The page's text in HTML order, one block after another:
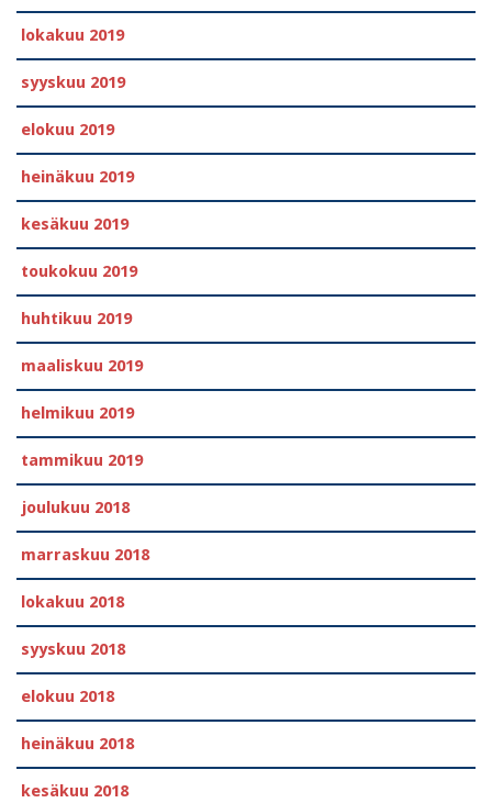
lokakuu 2019
syyskuu 2019
elokuu 2019
heinäkuu 2019
kesäkuu 2019
toukokuu 2019
huhtikuu 2019
maaliskuu 2019
helmikuu 2019
tammikuu 2019
joulukuu 2018
marraskuu 2018
lokakuu 2018
syyskuu 2018
elokuu 2018
heinäkuu 2018
kesäkuu 2018